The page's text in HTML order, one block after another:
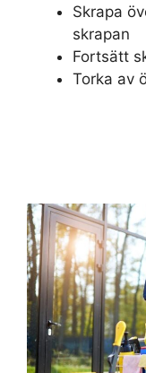
Skrapa
skrapan
Fortsätt
Torka av